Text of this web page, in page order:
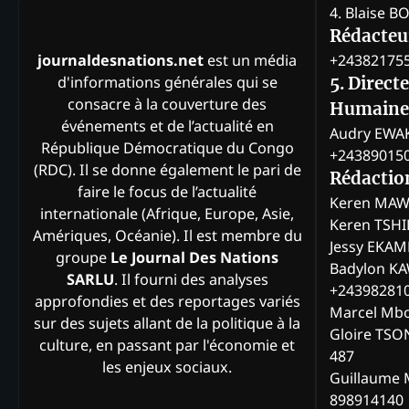
journaldesnations.net est un média
d'informations générales qui se
consacre à la couverture des
événements et de l’actualité en
République Démocratique du Congo
(RDC). Il se donne également le pari de
faire le focus de l’actualité
internationale (Afrique, Europe, Asie,
Amériques, Océanie). Il est membre du
groupe Le Journal Des Nations
SARLU. Il fourni des analyses
approfondies et des reportages variés
sur des sujets allant de la politique à la
culture, en passant par l'économie et
les enjeux sociaux.
4. Blaise
5.
Audry
Keren
Keren
Jessy
Badylon
Marcel
Gloire
487
Guillaume
898914140